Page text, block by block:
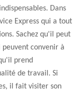
Dans
Express qui a tout
Sachez qu'il peut
convenir à
prend
de travail. Si
il fait visiter son